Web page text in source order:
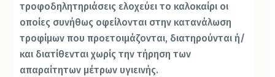
τροφοδηλητηριάσεις ελοχεύει το καλοκαίρι οι
οποίες συνήθως οφείλονται στην κατανάλωση
τροφίμων που προετοιμάζονται, διατηρούνται ή/
και διατίθενται χωρίς την τήρηση των
απαραίτητων μέτρων υγιεινής.